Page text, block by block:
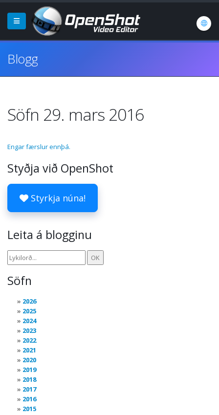
Blogg
Söfn 29. mars 2016
Engar færslur ennþá.
Styðja við OpenShot
Styrkja núna!
Leita á blogginu
Söfn
2026
2025
2024
2023
2022
2021
2020
2019
2018
2017
2016
2015